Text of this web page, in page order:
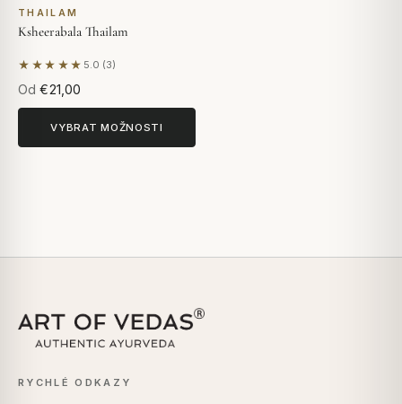
THAILAM
Ksheerabala Thailam
★★★★★ 5.0 (3)
Na základě 3 hodnocení
Od €21,00
VYBRAT MOŽNOSTI
RYCHLÉ ODKAZY